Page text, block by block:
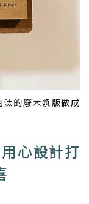
的廢木漿版做成
心設計打